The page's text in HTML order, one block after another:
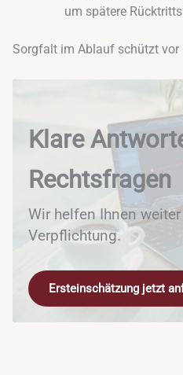
um spätere
Sorgfalt im Ablauf schützt vor
Klare
Rechtsfragen
Wir helfen Ihnen
Verpflichtung.
Ersteinschätzung jetzt